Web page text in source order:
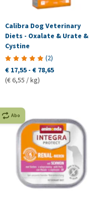
Calibra Dog Veterinary
Diets - Oxalate & Urate &
Cystine
(2)
€ 17,55 - € 78,65
(€ 6,55 / kg)
Abo